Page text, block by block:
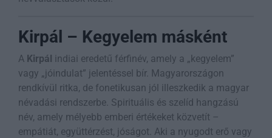
Kirpál – Kegyelem másként
A Kirpál indiai eredetű férfinév, amely a „kegyelem”
vagy „jóindulat” jelentéssel bír. Magyarországon
rendkívül ritka, de fonetikusan jól illeszkedik a magyar
névadási rendszerbe. Spirituális és szelíd hangzású
név, amely mélyebb emberi értékeket közvetít –
empátiát, együttérzést, jóságot. Aki a nyugodt erő vagy